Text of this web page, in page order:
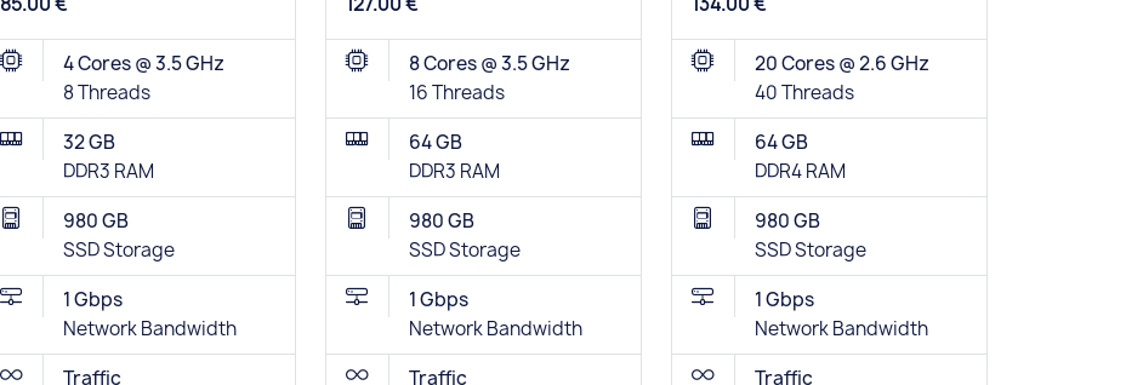
4 Cores @ 3.5 GHz
8 Threads
32 GB
DDR3 RAM
980 GB
SSD Storage
1 Gbps
Network Bandwidth
Traffic
8 Cores @ 3.5 GHz
16 Threads
64 GB
DDR3 RAM
980 GB
SSD Storage
1 Gbps
Network Bandwidth
Traffic
20 Cores @ 2.6 GHz
40 Threads
64 GB
DDR4 RAM
980 GB
SSD Storage
1 Gbps
Network Bandwidth
Traffic